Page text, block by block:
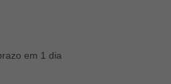
em 1 dia